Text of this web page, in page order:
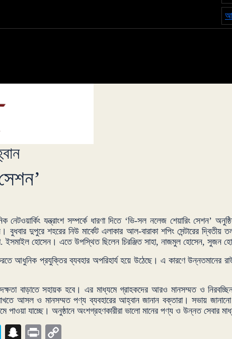
যন্ত্রাংশ সম্পর্কে ধারণা দিতে ‘ভি-সল নলেজ শেয়ারিং সেশন’
দুপুরে শহরের নিউ মার্কেট এলাকার আল-বারাকা শপিং সেন্টারের দ্বিতীয়
ইসমাইল হোসেন। এতে উপস্থিত ছিলেন চিরঞ্জিত সাহা, নাজমুল হোসেন, সুজন
করতে আধুনিক প্রযুক্তির ব্যবহার অপরিহার্য হয়ে উঠেছে। এ কারণে
বাড়াতে সহায়ক হবে। এর মাধ্যমে গ্রাহকদের আরও মানসম্মত ও
আসল ও মানসম্মত পণ্য ব্যবহারের আহ্বান জানান বক্তারা। সভায়
পাওয়া যাচ্ছে। অনুষ্ঠানে অংশগ্রহণকারীরা ভালো মানের পণ্য ও উন্নত সেবার
SkypeSnapchat
Print